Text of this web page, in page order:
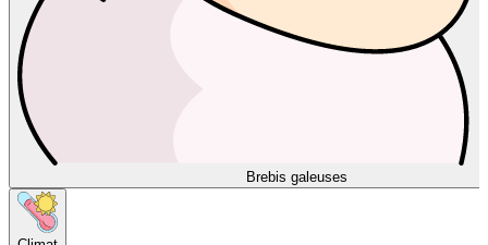
Brebis galeuses